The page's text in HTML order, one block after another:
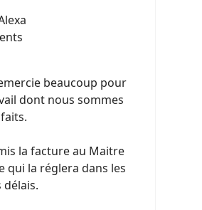
beaucoup pour
dont nous sommes
la facture au Maitre
qui la réglera dans les
délais.